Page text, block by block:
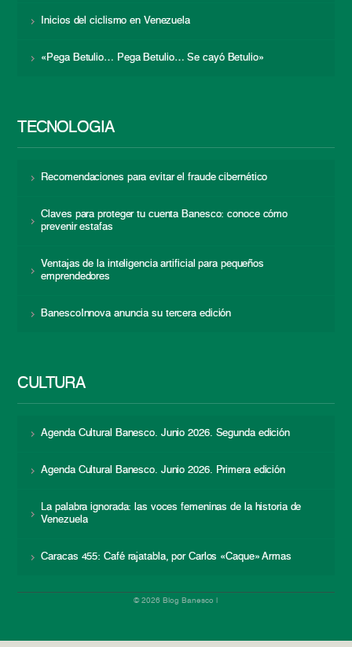
Inicios del ciclismo en Venezuela
«Pega Betulio… Pega Betulio… Se cayó Betulio»
TECNOLOGÍA
Recomendaciones para evitar el fraude cibernético
Claves para proteger tu cuenta Banesco: conoce cómo
prevenir estafas
Ventajas de la inteligencia artificial para pequeños
emprendedores
BanescoInnova anuncia su tercera edición
CULTURA
Agenda Cultural Banesco. Junio 2026. Segunda edición
Agenda Cultural Banesco. Junio 2026. Primera edición
La palabra ignorada: las voces femeninas de la historia de
Venezuela
Caracas 455: Café rajatabla, por Carlos «Caque» Armas
© 2026 Blog Banesco |